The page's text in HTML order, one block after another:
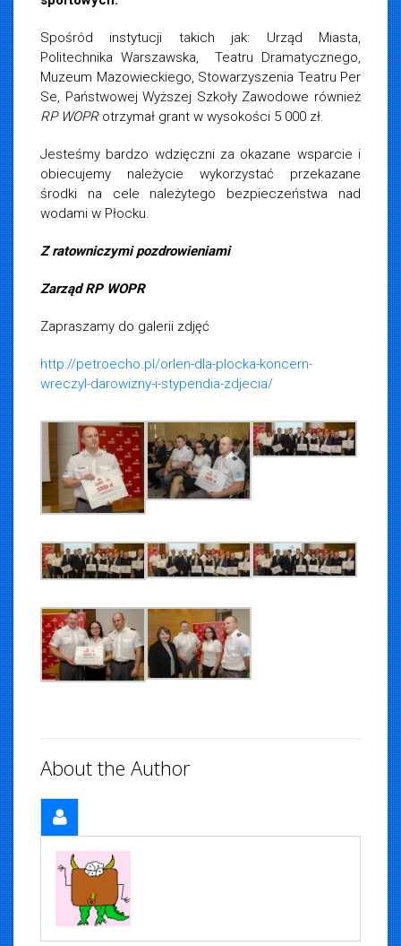
Spośród instytucji takich jak: Urząd Miasta,
Politechnika Warszawska, Teatru Dramatycznego,
Muzeum Mazowieckiego, Stowarzyszenia Teatru Per
Se, Państwowej Wyższej Szkoły Zawodowe również
RP WOPRotrzymał grant w wysokości 5 000 zł.
Jesteśmy bardzo wdzięczni za okazane wsparcie i
obiecujemy należycie wykorzystać przekazane
środki na cele należytego bezpieczeństwa nad
wodami w Płocku.
Z ratowniczymi pozdrowieniami
Zarząd RP WOPR
Zapraszamy do galerii zdjęć
http://petroecho.pl/orlen-dla-plocka-koncern-
wreczyl-darowizny-i-stypendia-zdjecia/
About the Author